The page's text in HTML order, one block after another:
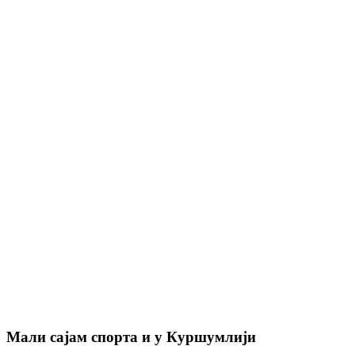
Мали сајам спорта и у Куршумлији